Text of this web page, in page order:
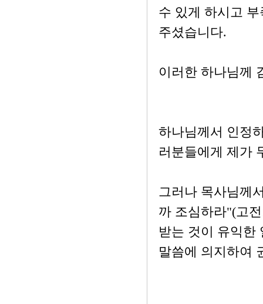
수 있게 하시고
주셨습니다.
이러한 하나님께
하나님께서 인정
러분들에게 제가
그러나 목사님께
까 조심하라"(고
받는 것이 유익한
말씀에 의지하여